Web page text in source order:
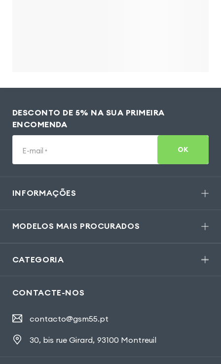
DESCONTO DE 5% NA SUA PRIMEIRA
ENCOMENDA
E-mail * OK
INFORMAÇÕES
MODELOS MAIS PROCURADOS
CATEGORIA
CONTACTE-NOS
contacto@gsm55.pt
30, bis rue Girard, 93100 Montreuil